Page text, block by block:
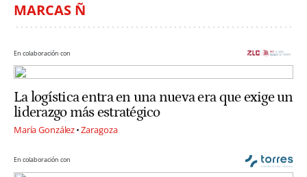
MARCAS Ñ
En colaboración con
La logística entra en una nueva era que exige un
liderazgo más estratégico
María González Zaragoza
En colaboración con